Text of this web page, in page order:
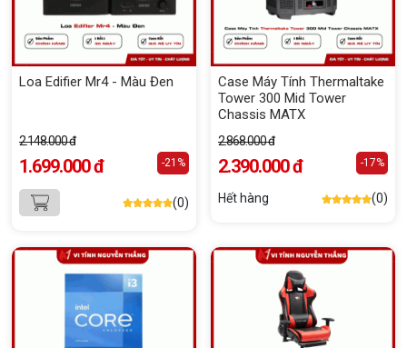
Loa Edifier Mr4 - Màu Đen
2.148.000 đ
1.699.000 đ -21%
(0)
Case Máy Tính Thermaltake
Tower 300 Mid Tower
Chassis MATX
2.868.000 đ
2.390.000 đ -17%
Hết hàng (0)